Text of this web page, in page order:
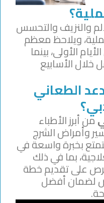
والنزيف والتحسس
ويلاحظ معظم
الأولى، بينما
خلال الأسابيع
الطعاني
من أبرز الأطباء
وأمراض الشرج
بخبرة واسعة في
بما في ذلك
تحرص على تقديم خطة
لضمان أفضل